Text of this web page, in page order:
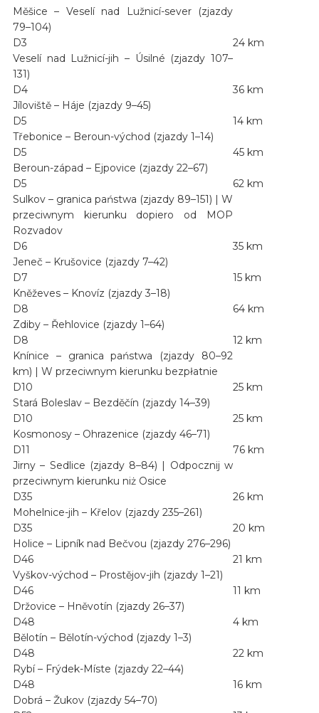
Měšice – Veselí nad Lužnicí-sever (zjazdy
79–104)
D3
Veselí nad Lužnicí-jih – Úsilné (zjazdy 107–
131)
24 km
D4
Jíloviště – Háje (zjazdy 9–45)
36 km
D5
Třebonice – Beroun-východ (zjazdy 1–14)
14 km
D5
Beroun-západ – Ejpovice (zjazdy 22–67)
45 km
D5
Sulkov – granica państwa (zjazdy 89–151) | W
przeciwnym kierunku dopiero od MOP
Rozvadov
62 km
D6
Jeneč – Krušovice (zjazdy 7–42)
35 km
D7
Kněževes – Knovíz (zjazdy 3–18)
15 km
D8
Zdiby – Řehlovice (zjazdy 1–64)
64 km
D8
Knínice – granica państwa (zjazdy 80–92
km) | W przeciwnym kierunku bezpłatnie
12 km
D10
Stará Boleslav – Bezděčín (zjazdy 14–39)
25 km
D10
Kosmonosy – Ohrazenice (zjazdy 46–71)
25 km
D11
Jirny – Sedlice (zjazdy 8–84) | Odpocznij w
przeciwnym kierunku niż Osice
76 km
D35
Mohelnice-jih – Křelov (zjazdy 235–261)
26 km
D35
Holice – Lipník nad Bečvou (zjazdy 276–296)
20 km
D46
Vyškov-východ – Prostějov-jih (zjazdy 1–21)
21 km
D46
Držovice – Hněvotín (zjazdy 26–37)
11 km
D48
Bělotín – Bělotín-východ (zjazdy 1–3)
4 km
D48
Rybí – Frýdek-Míste (zjazdy 22–44)
22 km
D48
Dobrá – Žukov (zjazdy 54–70)
16 km